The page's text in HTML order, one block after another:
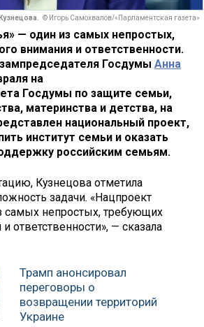
© Игорь Самохвалов/«Парламентская газета»
— один из самых непростых,
внимания и ответственности.
Госдумы Анна
на
Госдумы по защите семьи,
материнства и детства, на
национальный проект,
институт семьи и оказать
российским семьям.
Кузнецова отметила
задачи. «Нацпроект
самых непростых, требующих
ответственности», — сказала
Трамп анонсировал
переговоры о
возвращении территорий
Украине